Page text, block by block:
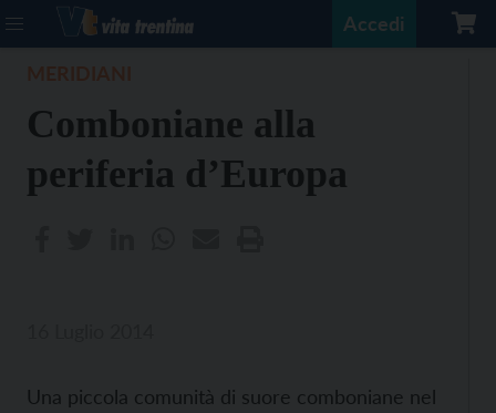
Accedi
Comboniane alla
periferia d’Europa
Una piccola comunità di suore comboniane nel